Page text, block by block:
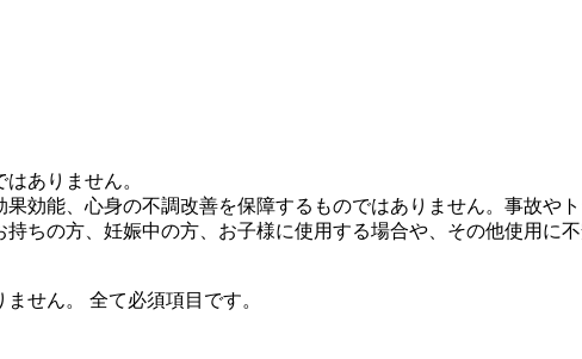
ありません。
効能、心身の不調改善を保障するものではありません。事故や
ちの方、妊娠中の方、お子様に使用する場合や、その他使用に
せん。 全て必須項目です。